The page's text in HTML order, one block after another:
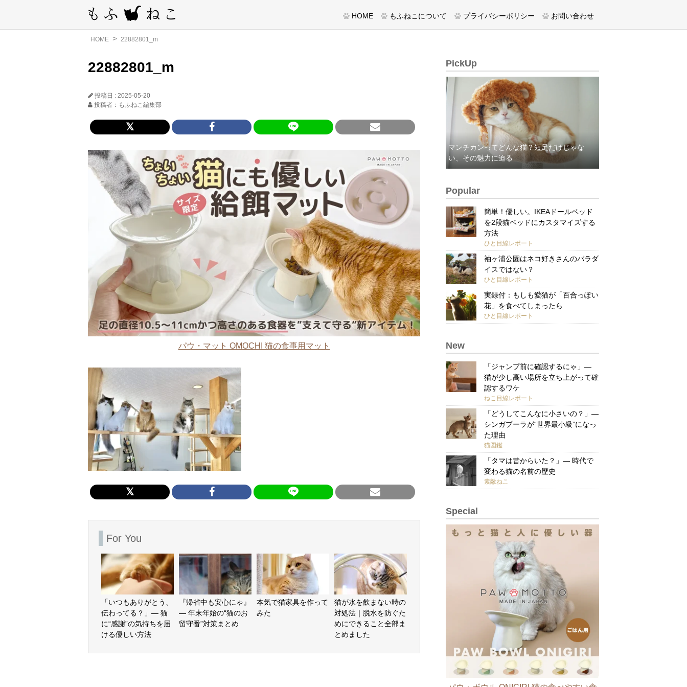
HOME もふねこについて プライバシーポリシー お問い合わせ
HOME 22882801_m
22882801_m
投稿日 : 2025-05-20
投稿者：もふねこ編集部
パウ・マット OMOCHI 猫の食事用マット
For You
「いつもありがとう、
伝わってる？」— 猫
に“感謝”の気持ちを届
ける優しい方法
『帰省中も安心にゃ』
— 年末年始の“猫のお
留守番”対策まとめ
本気で猫家具を作って
みた
猫が水を飲まない時の
対処法｜脱水を防ぐた
めにできること全部ま
とめました
PickUp
マンチカンってどんな猫？短足だけじゃな
い、その魅力に迫る
Popular
簡単！優しい。IKEAドールベッド
を2段猫ベッドにカスタマイズする
方法
ひと目線レポート
袖ヶ浦公園はネコ好きさんのパラダ
イスではない？
ひと目線レポート
実録付：もしも愛猫が「百合っぽい
花」を食べてしまったら
ひと目線レポート
New
「ジャンプ前に確認するにゃ」—
猫が少し高い場所を立ち上がって確
認するワケ
ねこ目線レポート
「どうしてこんなに小さいの？」—
シンガプーラが“世界最小級”になっ
た理由
猫図鑑
「タマは昔からいた？」— 時代で
変わる猫の名前の歴史
素敵ねこ
Special